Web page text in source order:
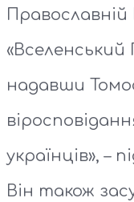
Православній
надавши
українців», –
Він також